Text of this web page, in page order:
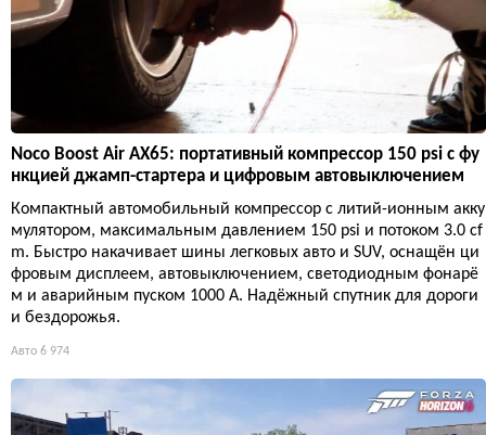
Noco Boost Air AX65: портативный компрессор 150 psi с фу
нкцией джамп-стартера и цифровым автовыключением
Компактный автомобильный компрессор с литий-ионным акку
мулятором, максимальным давлением 150 psi и потоком 3.0 cf
m. Быстро накачивает шины легковых авто и SUV, оснащён ци
фровым дисплеем, автовыключением, светодиодным фонарё
м и аварийным пуском 1000 А. Надёжный спутник для дороги
и бездорожья.
Авто 6 974